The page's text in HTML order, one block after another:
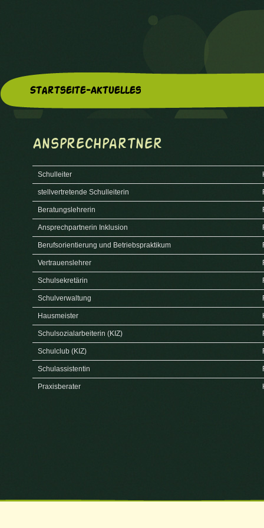
Herzlich Willkommen auf der
Startseite-Aktuelles
Ansprechpartner
Schulleiter
stellvertretende Schulleiterin
Beratungslehrerin
Ansprechpartnerin Inklusion
Berufsorientierung und Betriebspraktikum
Vertrauenslehrer
Schulsekretärin
Schulverwaltung
Hausmeister
Schulsozialarbeiterin (KIZ)
Schulclub (KIZ)
Schulassistentin
Praxisberater